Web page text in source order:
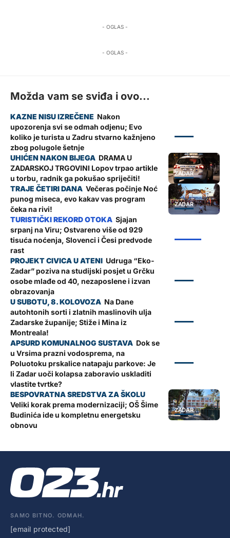
- OGLAS -
- OGLAS -
Možda vam se sviđa i ovo...
Nakon
upozorenja svi se odmah odjenu; Evo
koliko je turista u Zadru stvarno kažnjeno
zbog polugole šetnje
ZADAR
DRAMA U
ZADARSKOJ TRGOVINI Lopov trpao artikle
u torbu, radnik ga pokušao spriječiti!
ZADAR
Večeras počinje Noć
punog miseca, evo kakav vas program
čeka na rivi!
Sjajan
srpanj na Viru; Ostvareno više od 929
tisuća noćenja, Slovenci i Česi predvode
rast
Udruga “Eko-
Zadar” poziva na studijski posjet u Grčku
osobe mlađe od 40, nezaposlene i izvan
obrazovanja
Na Dane
autohtonih sorti i zlatnih maslinovih ulja
Zadarske županije; Stiže i Mina iz
Montreala!
Dok se
u Vrsima prazni vodosprema, na
Poluotoku prskalice natapaju parkove: Je
li Zadar uoči kolapsa zaboravio uskladiti
vlastite tvrtke?
ZADAR
Veliki korak prema modernizaciji; OŠ Šime
Budinića ide u kompletnu energetsku
obnovu
SAMO BITNO. ODMAH.
[email protected]